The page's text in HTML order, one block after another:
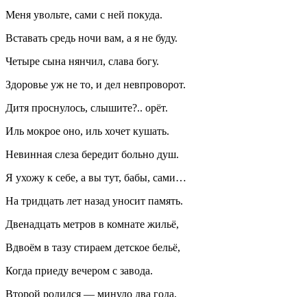
Меня увольте, сами с ней покуда.
Вставать средь ночи вам, а я не буду.
Четыре сына нянчил, слава богу.
Здоровье уж не то, и дел невпроворот.
Дитя проснулось, слышите?.. орёт.
Иль мокрое оно, иль хочет кушать.
Невинная слеза бередит больно душ.
Я ухожу к себе, а вы тут, бабы, сами…
На тридцать лет назад уносит память.
Двенадцать метров в комнате жильё,
Вдвоём в тазу стираем детское бельё,
Когда приеду вечером с завода.
Второй родился — минуло два года,